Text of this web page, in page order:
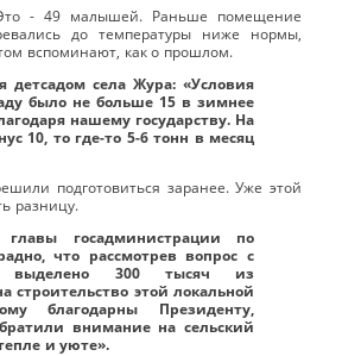
- 49 малышей. Раньше помещение
до температуры ниже нормы,
вспоминают, как о прошлом.
села Жура: «Условия
было не больше 15 в зимнее
нашему государству. На
10, то где-то 5-6 тонн в месяц
подготовиться заранее. Уже этой
разницу.
госадминистрации по
что рассмотрев вопрос с
выделено 300 тысяч из
строительство этой локальной
благодарны Президенту,
внимание на сельский
и уюте».